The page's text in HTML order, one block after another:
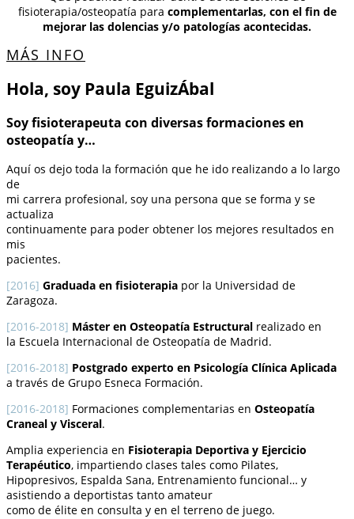
fisioterapia/osteopatía para complementarlas, con el fin de
mejorar las dolencias y/o patologías acontecidas.
MÁS INFO
Hola, soy Paula EguizÁbal
Soy fisioterapeuta con diversas formaciones en
osteopatía y…
Aquí os dejo toda la formación que he ido realizando a lo largo
de
mi carrera profesional, soy una persona que se forma y se
actualiza
continuamente para poder obtener los mejores resultados en
mis
pacientes.
[2016] Graduada en fisioterapia por la Universidad de
Zaragoza.
[2016-2018] Máster en Osteopatía Estructural realizado en
la Escuela Internacional de Osteopatía de Madrid.
[2016-2018] Postgrado experto en Psicología Clínica Aplicada
a través de Grupo Esneca Formación.
[2016-2018] Formaciones complementarias en Osteopatía
Craneal y Visceral.
Amplia experiencia en Fisioterapia Deportiva y Ejercicio
Terapéutico, impartiendo clases tales como Pilates,
Hipopresivos, Espalda Sana, Entrenamiento funcional… y
asistiendo a deportistas tanto amateur
como de élite en consulta y en el terreno de juego.